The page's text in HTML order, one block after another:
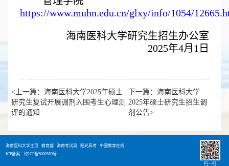
https://www.muhn.edu.cn/glxy/info/1054/
海南医科大学研究生招生办公室
2025年4月1日
<上一篇：海南医科大学2025年硕士
研究生复试开展调剂入围考生心理测
评的通知
下一篇：海南医科大学
2025年硕士研究生招生调
剂公告>
海南医科大学主页 教育部 海南考试局 阳光高考
中国教育在线
ICP备案：琼ICP备5000589号
扫一扫